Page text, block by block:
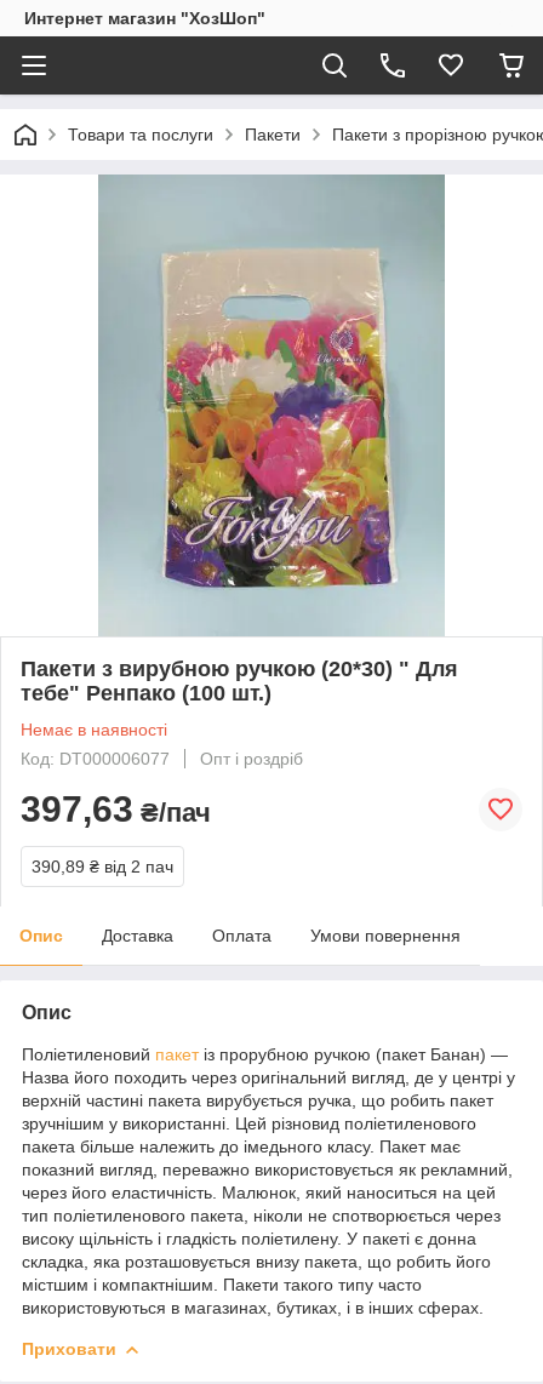
Интернет магазин "ХозШоп"
Товари та послуги Пакети Пакети з прорізною
Пакети з вирубною ручкою (20*30) " Для
тебе" Ренпако (100 шт.)
Немає в наявності
Код: DT000006077
Опт і роздріб
397,63 ₴/пач
390,89 ₴ від 2 пач
Опис Доставка Оплата Умови повернення
Опис
Поліетиленовий пакетіз прорубною ручкою (пакет Банан) —
Назва його походить через оригінальний вигляд, де у центрі у
верхній частині пакета вирубується ручка, що робить пакет
зручнішим у використанні. Цей різновид поліетиленового
пакета більше належить до імедьного класу. Пакет має
показний вигляд, переважно використовується як рекламний,
через його еластичність. Малюнок, який наноситься на цей
тип поліетиленового пакета, ніколи не спотворюється через
високу щільність і гладкість поліетилену. У пакеті є донна
складка, яка розташовується внизу пакета, що робить його
містшим і компактнішим. Пакети такого типу часто
використовуються в магазинах, бутиках, і в інших сферах.
Приховати